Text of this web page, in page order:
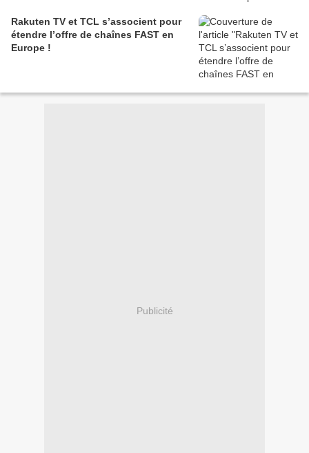
Rakuten TV et TCL s’associent pour
étendre l’offre de chaînes FAST en
Europe !
Publicité